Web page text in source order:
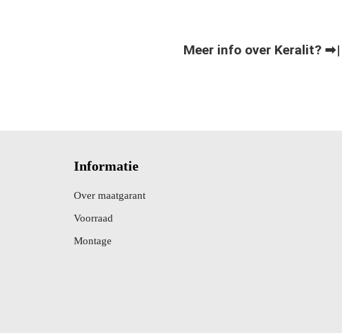
Meer info over Keralit? ➡
Informatie
Over maatgarant
Voorraad
Montage